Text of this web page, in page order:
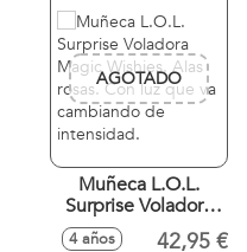
accesorios 17 cm
AGOTADO
Muñeca L.O.L.
Surprise Voladora
Magic Wishies.
4 años 42,95 €